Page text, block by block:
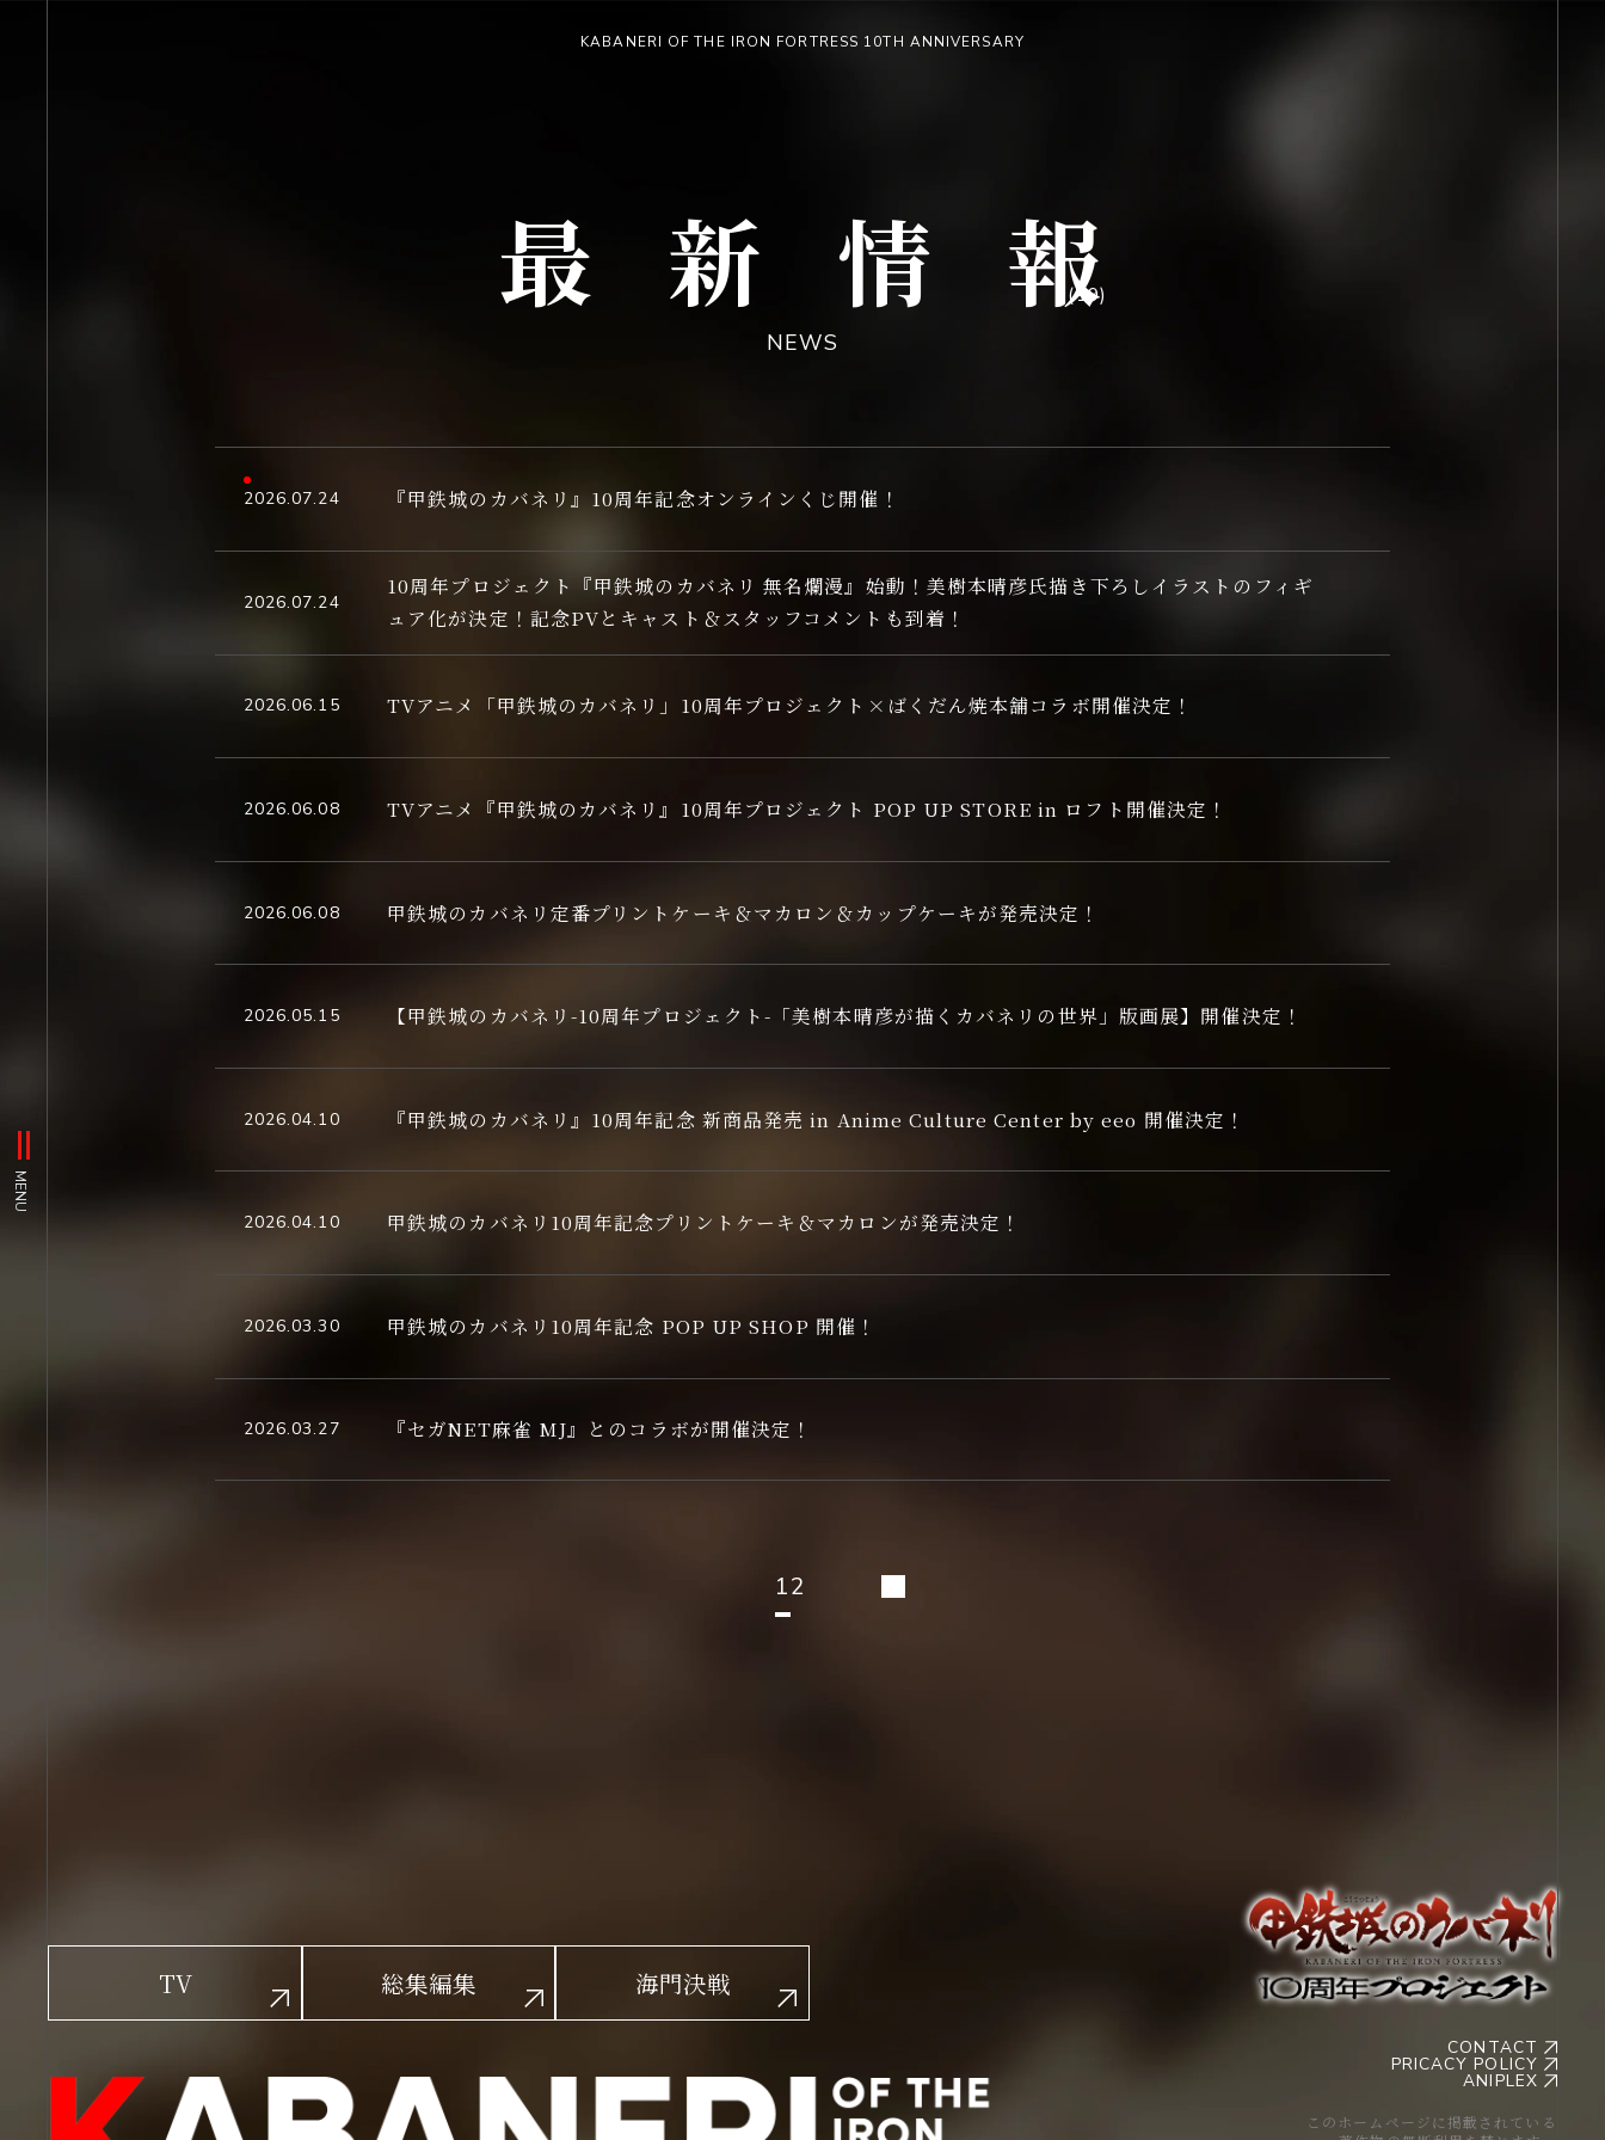
ト
ッ
最
新
情
報
NEWS
MOVIE
商品情報
GOODS
STREAMING
MENU
KABANERI OF THE IRON FORTRESS 10TH ANNIVERSARY
最新情報
(19)
NEWS
2026.07.24 『甲鉄城のカバネリ』10周年記念オンラインくじ開催！
2026.07.24
10周年プロジェクト『甲鉄城のカバネリ 無名爛漫』始動！美樹本晴彦氏描き下ろしイラストのフィギ
ュア化が決定！記念PVとキャスト＆スタッフコメントも到着！
2026.06.15 TVアニメ「甲鉄城のカバネリ」10周年プロジェクト×ばくだん焼本舗コラボ開催決定！
2026.06.08 TVアニメ『甲鉄城のカバネリ』10周年プロジェクト POP UP STORE in ロフト開催決定！
2026.06.08 甲鉄城のカバネリ定番プリントケーキ＆マカロン＆カップケーキが発売決定！
2026.05.15 【甲鉄城のカバネリ-10周年プロジェクト-「美樹本晴彦が描くカバネリの世界」版画展】開催決定！
2026.04.10 『甲鉄城のカバネリ』10周年記念 新商品発売 in Anime Culture Center by eeo 開催決定！
2026.04.10 甲鉄城のカバネリ10周年記念プリントケーキ＆マカロンが発売決定！
2026.03.30 甲鉄城のカバネリ10周年記念 POP UP SHOP 開催！
2026.03.27 『セガNET麻雀 MJ』とのコラボが開催決定！
12 N
E
TV 総集編集 海門決戦
CONTACT
PRICACY POLICY
ANIPLEX
このホームページに掲載されている